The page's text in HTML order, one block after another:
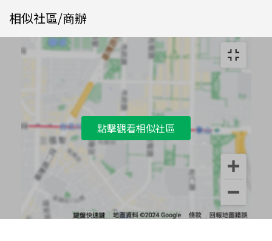
相似社區/商辦
點擊觀看相似社區